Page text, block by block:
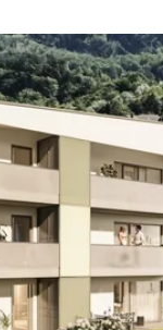
mit 25 PKW-
integrierten
komplettieren
und
oder einen
Balkon.
unter
angenehmes